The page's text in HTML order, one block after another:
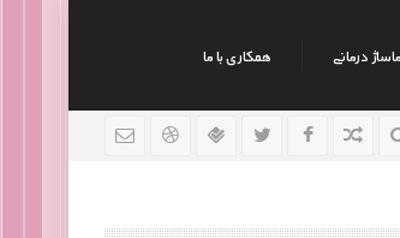
ماساژ درمانی همکاری با ما
نکات جالب روانشناسی 9 سال قبل